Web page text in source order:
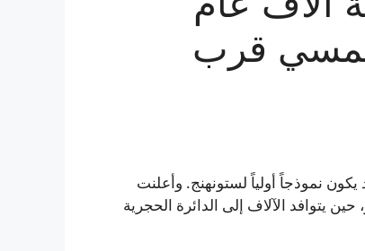
قرب
نموذجاً أولياً لستونهنج. وأعلنت
يتوافد الآلاف إلى الدائرة الحجرية